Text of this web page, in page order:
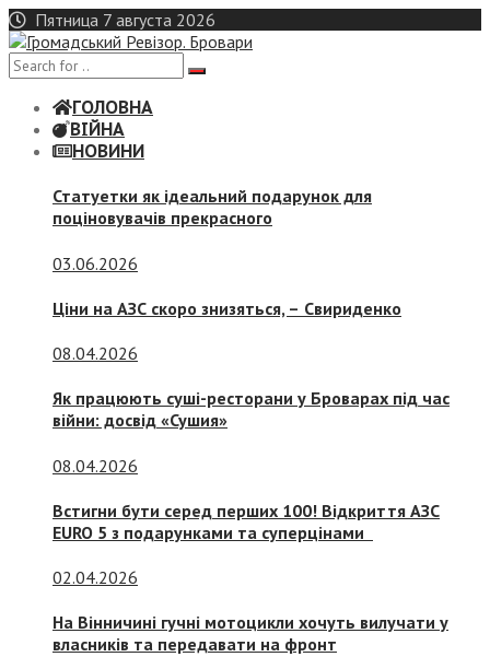
Skip
to
content
Пятница 7 августа 2026
ГОЛОВНА
ВІЙНА
НОВИНИ
Статуетки як ідеальний подарунок для
поціновувачів прекрасного
03.06.2026
Ціни на АЗС скоро знизяться, – Свириденко
08.04.2026
Як працюють суші-ресторани у Броварах під час
війни: досвід «Сушия»
08.04.2026
Встигни бути серед перших 100! Відкриття АЗС
EURO 5 з подарунками та суперцінами
02.04.2026
На Вінничині гучні мотоцикли хочуть вилучати у
власників та передавати на фронт